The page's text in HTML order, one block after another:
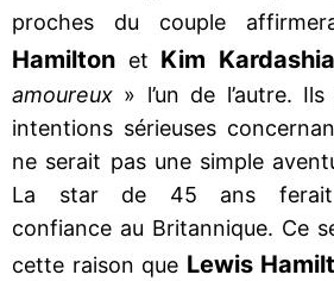
proches du couple
Hamilton et Kim
amoureux » l’un de l’autre.
intentions sérieuses
ne serait pas une simple
La star de 45 ans ferait
confiance au Britannique. Ce
cette raison que Lewis